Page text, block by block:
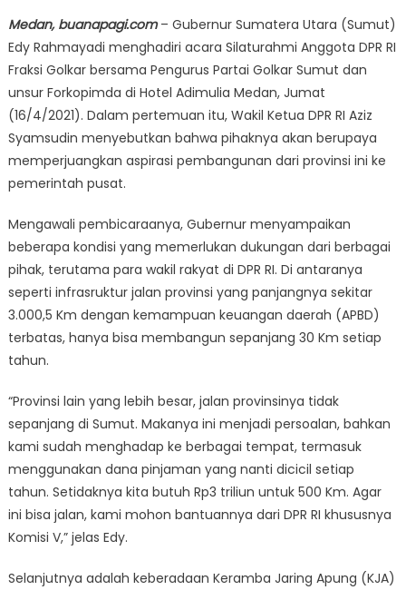
Medan, buanapagi.com– Gubernur Sumatera Utara (Sumut)
Edy Rahmayadi menghadiri acara Silaturahmi Anggota DPR RI
Fraksi Golkar bersama Pengurus Partai Golkar Sumut dan
unsur Forkopimda di Hotel Adimulia Medan, Jumat
(16/4/2021). Dalam pertemuan itu, Wakil Ketua DPR RI Aziz
Syamsudin menyebutkan bahwa pihaknya akan berupaya
memperjuangkan aspirasi pembangunan dari provinsi ini ke
pemerintah pusat.
Mengawali pembicaraanya, Gubernur menyampaikan
beberapa kondisi yang memerlukan dukungan dari berbagai
pihak, terutama para wakil rakyat di DPR RI. Di antaranya
seperti infrasruktur jalan provinsi yang panjangnya sekitar
3.000,5 Km dengan kemampuan keuangan daerah (APBD)
terbatas, hanya bisa membangun sepanjang 30 Km setiap
tahun.
“Provinsi lain yang lebih besar, jalan provinsinya tidak
sepanjang di Sumut. Makanya ini menjadi persoalan, bahkan
kami sudah menghadap ke berbagai tempat, termasuk
menggunakan dana pinjaman yang nanti dicicil setiap
tahun. Setidaknya kita butuh Rp3 triliun untuk 500 Km. Agar
ini bisa jalan, kami mohon bantuannya dari DPR RI khususnya
Komisi V,” jelas Edy.
Selanjutnya adalah keberadaan Keramba Jaring Apung (KJA)